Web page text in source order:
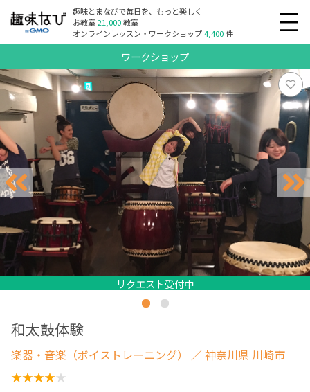
趣味とまなびで毎日を、もっと楽しく
お教室21,000教室
オンラインレッスン・ワークショップ4,400件
ワークショップ
リクエスト受付中
リクエスト受付中
リクエスト受付中
和太鼓体験
楽器・音楽（ボイストレーニング） ／ 神奈川県 川崎市